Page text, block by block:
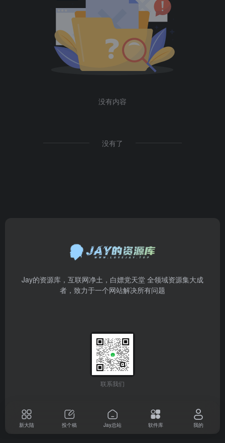
没有内容
没有了
Jay的资源库，互联网净土，白嫖党天堂 全领域资源集大成
者，致力于一个网站解决所有问题
联系我们
新大陆 投个稿 Jay总站 软件库 我的